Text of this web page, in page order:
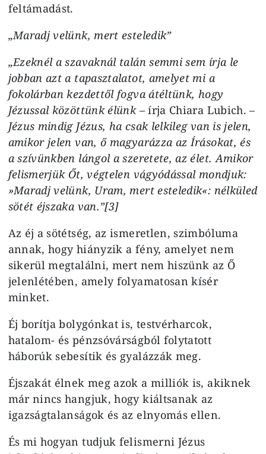
feltámadást.
„Maradj velünk, mert esteledik”
„Ezeknél a szavaknál talán semmi sem írja le
jobban azt a tapasztalatot, amelyet mi a
fokolárban kezdettől fogva átéltünk, hogy
Jézussal közöttünk élünk– írja Chiara Lubich. –
Jézus mindig Jézus, ha csak lelkileg van is jelen,
amikor jelen van, ő magyarázza az Írásokat, és
a szívünkben lángol a szeretete, az élet. Amikor
felismerjük Őt, végtelen vágyódással mondjuk:
»Maradj velünk, Uram, mert esteledik«: nélküled
sötét éjszaka van.”[3]
Az éj a sötétség, az ismeretlen, szimbóluma
annak, hogy hiányzik a fény, amelyet nem
sikerül megtalálni, mert nem hiszünk az Ő
jelenlétében, amely folyamatosan kísér
minket.
Éj borítja bolygónkat is, testvérharcok,
hatalom- és pénzsóvárságból folytatott
háborúk sebesítik és gyalázzák meg.
Éjszakát élnek meg azok a milliók is, akiknek
már nincs hangjuk, hogy kiáltsanak az
igazságtalanságok és az elnyomás ellen.
És mi hogyan tudjuk felismerni Jézus